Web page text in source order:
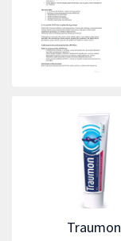
Traumon